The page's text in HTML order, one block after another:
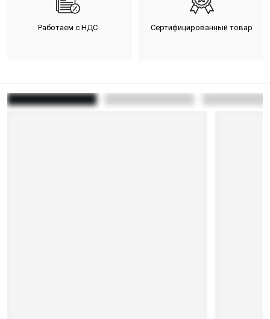
Работаем с НДС Сертифицированный товар